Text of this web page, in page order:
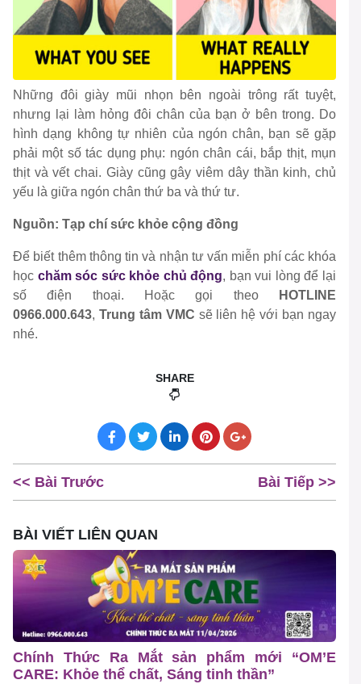
Những đôi giày mũi nhọn bên ngoài trông rất tuyệt,
nhưng lại làm hỏng đôi chân của bạn ở bên trong. Do
hình dạng không tự nhiên của ngón chân, bạn sẽ gặp
phải một số tác dụng phụ: ngón chân cái, bắp thịt, mụn
thịt và vết chai. Giày cũng gây viêm dây thần kinh, chủ
yếu là giữa ngón chân thứ ba và thứ tư.
Nguồn: Tạp chí sức khỏe cộng đồng
Để biết thêm thông tin và nhận tư vấn miễn phí các khóa
học chăm sóc sức khỏe chủ động, bạn vui lòng để lại
số điện thoại. Hoặc gọi theo
HOTLINE
0966.000.643, Trung tâm VMC sẽ liên hệ với bạn ngay
nhé.
SHARE
<< Bài Trước Bài Tiếp >>
BÀI VIẾT LIÊN QUAN
Chính Thức Ra Mắt sản phẩm mới “OM’E
CARE: Khỏe thể chất, Sáng tinh thần”